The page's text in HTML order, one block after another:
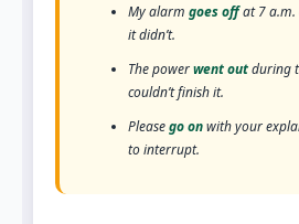
My alarm goes offat 7 a.m.
it didn’t.
The powerwent outduring
couldn’t finish it.
Pleasego onwith your
to interrupt.